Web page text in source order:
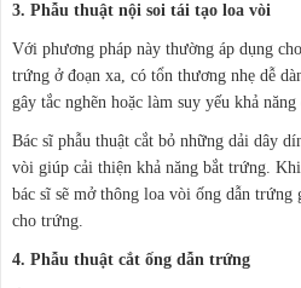
3. Phẫu thuật nội soi tái tạo loa vòi
Với phương pháp này thường áp dụng
trứng ở đoạn xa, có tổn thương nhẹ dễ
gây tắc nghẽn hoặc làm suy yếu khả
Bác sĩ phẫu thuật cắt bỏ những dải dây
vòi giúp cải thiện khả năng bắt trứng.
bác sĩ sẽ mở thông loa vòi ống dẫn
cho trứng.
4. Phẫu thuật cắt ống dẫn trứng